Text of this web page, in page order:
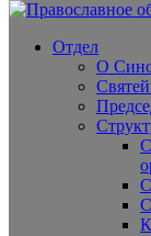
Отдел
О